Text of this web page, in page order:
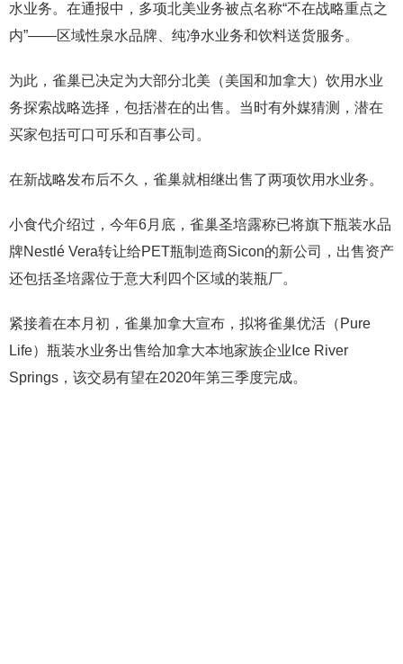
水业务。在通报中，多项北美业务被点名称“不在战略重点之
内”——区域性泉水品牌、纯净水业务和饮料送货服务。
为此，雀巢已决定为大部分北美（美国和加拿大）饮用水业
务探索战略选择，包括潜在的出售。当时有外媒猜测，潜在
买家包括可口可乐和百事公司。
在新战略发布后不久，雀巢就相继出售了两项饮用水业务。
小食代介绍过，今年6月底，雀巢圣培露称已将旗下瓶装水品
牌Nestlé Vera转让给PET瓶制造商Sicon的新公司，出售资产
还包括圣培露位于意大利四个区域的装瓶厂。
紧接着在本月初，雀巢加拿大宣布，拟将雀巢优活（Pure
Life）瓶装水业务出售给加拿大本地家族企业Ice River
Springs，该交易有望在2020年第三季度完成。